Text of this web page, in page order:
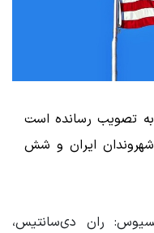
به تصویب رسانده است
ایران و شش
ران دی‌سانتیس،